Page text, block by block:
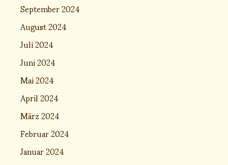
September 2024
August 2024
Juli 2024
Juni 2024
Mai 2024
April 2024
März 2024
Februar 2024
Januar 2024